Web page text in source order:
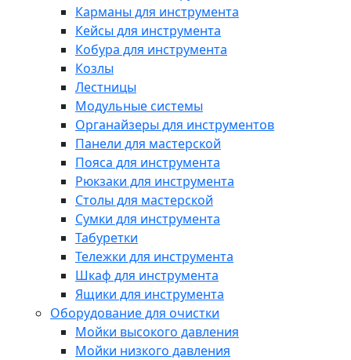
Карманы для инструмента
Кейсы для инструмента
Кобура для инструмента
Козлы
Лестницы
Модульные системы
Органайзеры для инструментов
Панели для мастерской
Пояса для инструмента
Рюкзаки для инструмента
Столы для мастерской
Сумки для инструмента
Табуретки
Тележки для инструмента
Шкаф для инструмента
Ящики для инструмента
Оборудование для очистки
Мойки высокого давления
Мойки низкого давления